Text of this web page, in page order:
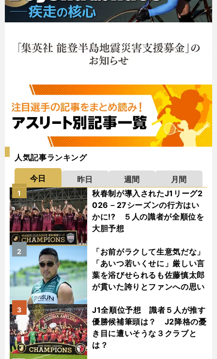
人気記事ランキング
今日 昨日 週間
月間
秋春制が導入されたJ1リーグ2
026－27シーズンの行方はい
かに!? ５人の識者が全順位を
大胆予想
1
「お前がラクして生意気だな」
「あいつ若いくせに」厳しい言
葉を浴びせられるも佐藤慎太郎
が貫いた誇りとファンへの思い
2
J1全順位予想 識者５人が推す
優勝候補筆頭は？ J2降格の憂
き目に遭いそうな３クラブと
は？
3